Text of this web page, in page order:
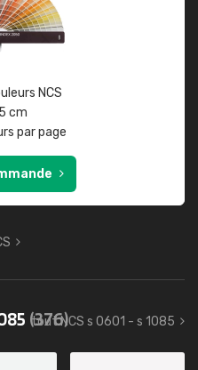
NCS
cm
par page
(376)
tout NCS s 0601 - s 1085